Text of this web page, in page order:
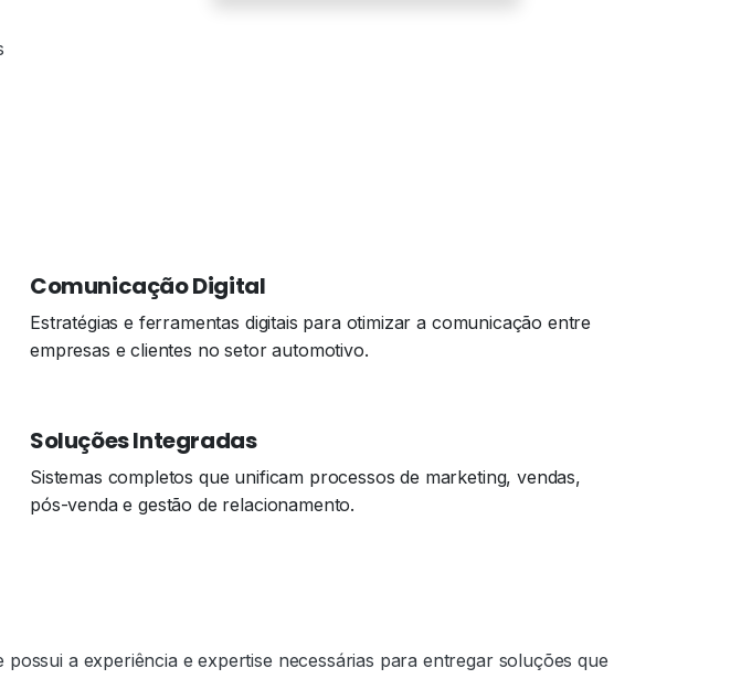
Comunicação Digital
Estratégias e ferramentas digitais para otimizar a comunicação entre
empresas e clientes no setor automotivo.
Soluções Integradas
Sistemas completos que unificam processos de marketing, vendas,
pós-venda e gestão de relacionamento.
a experiência e expertise necessárias para entregar soluções que